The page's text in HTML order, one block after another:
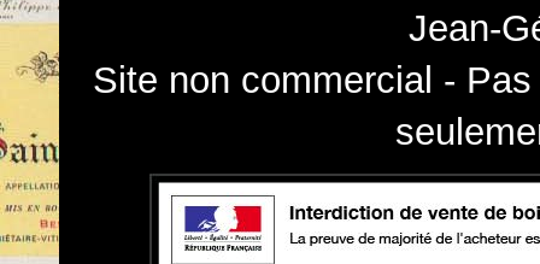
Jean-
Site non commercial -